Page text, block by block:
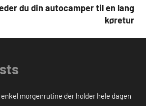
du din autocamper til en lang
køretur
morgenrutine der holder hele dagen